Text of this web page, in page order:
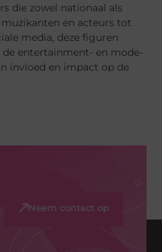
die zowel nationaal als
en acteurs tot
media, deze figuren
entertainment- en mode-
invloed en impact op de
Neem contact op